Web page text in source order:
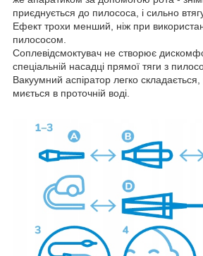
приєднується до пилососа, і сильно
Ефект трохи менший, ніж при
пилососом.
Соплевідсмоктувач не створює
спеціальній насадці прямої тяги з
Вакуумний аспіратор легко складається,
миється в проточній воді.